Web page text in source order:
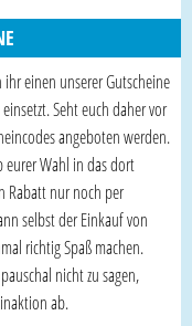
einen unserer Gutscheine
Seht euch daher vor
angeboten werden.
eurer Wahl in das dort
Rabatt nur noch per
selbst der Einkauf von
richtig Spaß machen.
nicht zu sagen,
ab.